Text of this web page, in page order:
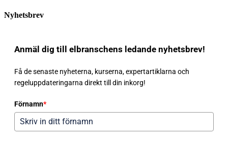
Nyhetsbrev
Anmäl dig till elbranschens ledande nyhetsbrev!
Få de senaste nyheterna, kurserna, expertartiklarna och
regeluppdateringarna direkt till din inkorg!
Förnamn*